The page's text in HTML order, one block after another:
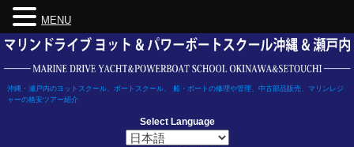
Skip
content
沖縄・瀬戸内のヨットスクール、ボートスクール、 船・ボートの修理や管理、中古部品販売、マリンレジ
ャーの格安ツアー紹介
Select Language
MENU